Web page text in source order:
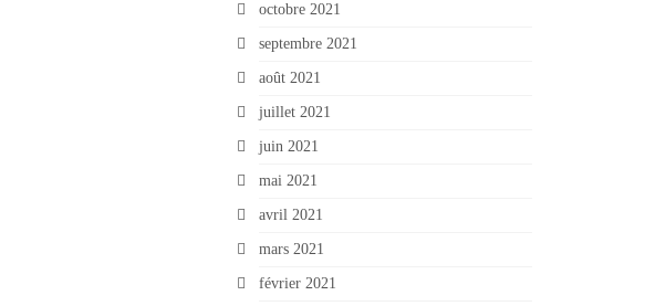
octobre 2021
septembre 2021
août 2021
juillet 2021
juin 2021
mai 2021
avril 2021
mars 2021
février 2021